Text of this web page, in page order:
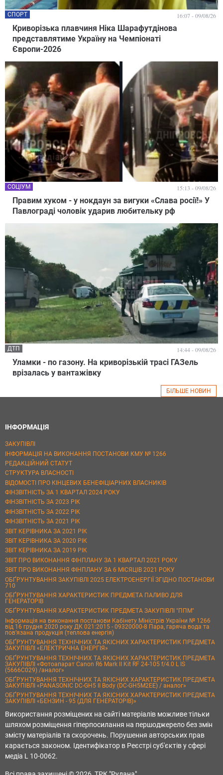
Криворізька плавчиня Ніка Шарафутдінова
представлятиме Україну на Чемпіонаті
Європи-2026
СПОРТ 16:07 - 09/08/26
Правим хуком - у нокдаун за вигуки «Слава росії!» У
Павлограді чоловік ударив любительку рф
СОЦІУМ 15:13 - 09/08/26
Уламки - по газону. На криворізькій трасі ГАЗель
врізалась у вантажівку
ДТП 14:44 - 09/08/26
БІЛЬШЕ НОВИН
ІНФОРМАЦІЯ
ЗАКУПІВЛІ
ІНФОРМАЦІЯ НА ВИКОНАННЯ ПОСТАНОВИ КМУ № 1266
РЕДАКЦІЙНИЙ СТАТУТ
СТРУКТУРА ВЛАСНОСТІ
ВІДОМОСТІ ПРО КІНЦЕВИХ БЕНЕФІЦІАРНИХ ВЛАСНИКІВ
ФІНЗВІТНІСТЬ ЗА 1 КВАРТАЛ 2024 РОКУ
ФІНЗВІТНІСТЬ ЗА 2023 РІК
ФІНЗВІТНІСТЬ ЗА 2022 РІК
ФІНЗВІТНІСТЬ ЗА 2021 РІК
ЗВІТ КЕРІВНИКА ЗА 2021 РІК
ЗВІТ КЕРІВНИКА ЗА 2020 РІК
ЗВІТ КЕРІВНИКА ЗА 2019 РІК
ЗВІТ ПРО ВИКОНАННЯ ФІНПЛАНУ ЗА 1 КВАРТАЛ 2021 РОКУ
ЗВІТ ПРО ВИКОНАННЯ ФІНПЛАНУ ЗА 6 МІСЯЦІВ 2021 РОКУ
ОБҐРУНТУВАННЯ ЗАКУПІВЛІ 2025 ЕЛЕКТРОЕНЕРГІЇ ЗГІДНО ПОСТАНОВИ
710
ОБҐРУНТУВАННЯ ХАРАКТЕРИСТИК ПРЕДМЕТА ПАЛИВО ДЛЯ
ГЕНЕРАТОРІВ
ОБҐРУНТУВАННЯ ХАРАКТЕРИСТИК ПРЕДМЕТА ЗАКУПІВЛІ "ППМ"
Інформація на виконання постанови Кабінету Міністрів України № 1266
від 16 грудня 2020 року ДК 021:2015 - 09320000-8 Пара, гаряча вода та
пов’язана продукція (теплова енергія)
ОБҐРУНТУВАННЯ ТЕХНІЧНИХ ТА ЯКІСНИХ ХАРАКТЕРИСТИК ПРЕДМЕТА
ЗАКУПІВЛІ «ЕЛЕКТРИЧНА ЕНЕРГІЯ»
ОБҐРУНТУВАННЯ ТЕХНІЧНИХ ТА ЯКІСНИХ ХАРАКТЕРИСТИК ПРЕДМЕТА
ЗАКУПІВЛІ «Фотоапарат Canon R6 Mark II Kit RF 24-105 f/4.0 L IS
(5666C029) /аналог»
ОБҐРУНТУВАННЯ ТЕХНІЧНИХ ТА ЯКІСНИХ ХАРАКТЕРИСТИК ПРЕДМЕТА
ЗАКУПІВЛІ «PANASONIC DC-GH5 II Body (DC-GH5M2EE) / аналог»
ОБҐРУНТУВАННЯ ТЕХНІЧНИХ ТА ЯКІСНИХ ХАРАКТЕРИСТИК ПРЕДМЕТА
ЗАКУПІВЛІ «БЕНЗИН - 95 (ДЛЯ ГЕНЕРАТОРІВ)»
Використання розміщених на сайті матеріалів можливе тільки
шляхом розміщення гіперпосилання на першоджерело без змін
змісту матеріалів та скорочень. Порушення авторських прав
карається законом. Ідентифікатор в Реєстрі суб'єктів у сфері
медіа L 10-0062.